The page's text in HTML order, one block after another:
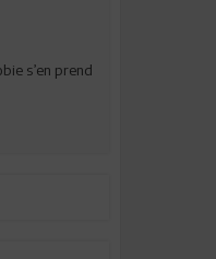
s’en prend